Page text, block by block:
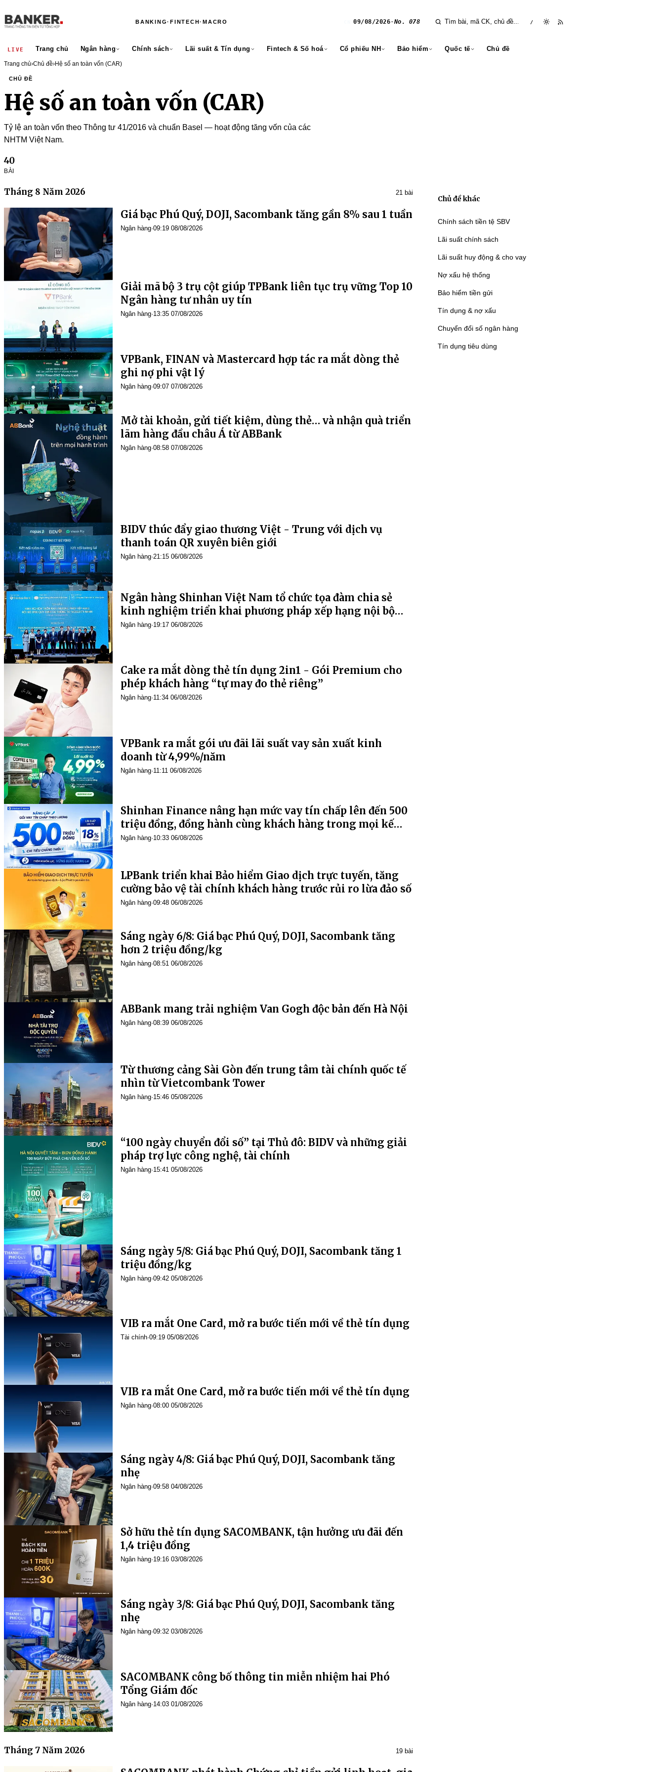
BANKING·FINTECH·MACRO 09/08/2026· No. 078 /
LIVE Trang chủ Ngân hàng Chính sách Lãi suất & Tín dụng Fintech & Số hoá Cổ phiếu NH Bảo hiểm Quốc tế Chủ đề
Trang chủ›Chủ đề›Hệ số an toàn vốn (CAR)
CHỦ ĐỀ
Hệ số an toàn vốn (CAR)
Tỷ lệ an toàn vốn theo Thông tư 41/2016 và chuẩn Basel — hoạt động tăng vốn của các
NHTM Việt Nam.
40
BÀI
Tháng 8 Năm 2026 21 bài
Giá bạc Phú Quý, DOJI, Sacombank tăng gần 8% sau 1 tuần
Ngân hàng·09:19 08/08/2026
Ngân hàng·13:35 07/08/2026
VPBank, FINAN và Mastercard hợp tác ra mắt dòng thẻ
ghi nợ phi vật lý
Ngân hàng·09:07 07/08/2026
Mở tài khoản, gửi tiết kiệm, dùng thẻ… và nhận quà triển
lãm hàng đầu châu Á từ ABBank
Ngân hàng·08:58 07/08/2026
BIDV thúc đẩy giao thương Việt - Trung với dịch vụ
thanh toán QR xuyên biên giới
Ngân hàng·21:15 06/08/2026
Ngân hàng Shinhan Việt Nam tổ chức tọa đàm chia sẻ
kinh nghiệm triển khai phương pháp xếp hạng nội bộ
IRB
Ngân hàng·19:17 06/08/2026
Cake ra mắt dòng thẻ tín dụng 2in1 - Gói Premium cho
phép khách hàng “tự may đo thẻ riêng”
Ngân hàng·11:34 06/08/2026
VPBank ra mắt gói ưu đãi lãi suất vay sản xuất kinh
doanh từ 4,99%/năm
Ngân hàng·11:11 06/08/2026
Shinhan Finance nâng hạn mức vay tín chấp lên đến 500
triệu đồng, đồng hành cùng khách hàng trong mọi kế
hoạch tài chính
Ngân hàng·10:33 06/08/2026
LPBank triển khai Bảo hiểm Giao dịch trực tuyến, tăng
cường bảo vệ tài chính khách hàng trước rủi ro lừa đảo số
Ngân hàng·09:48 06/08/2026
Sáng ngày 6/8: Giá bạc Phú Quý, DOJI, Sacombank tăng
hơn 2 triệu đồng/kg
Ngân hàng·08:51 06/08/2026
ABBank mang trải nghiệm Van Gogh độc bản đến Hà Nội
Ngân hàng·08:39 06/08/2026
Từ thương cảng Sài Gòn đến trung tâm tài chính quốc tế
nhìn từ Vietcombank Tower
Ngân hàng·15:46 05/08/2026
“100 ngày chuyển đổi số” tại Thủ đô: BIDV và những giải
pháp trợ lực công nghệ, tài chính
Ngân hàng·15:41 05/08/2026
Sáng ngày 5/8: Giá bạc Phú Quý, DOJI, Sacombank tăng 1
triệu đồng/kg
Ngân hàng·09:42 05/08/2026
VIB ra mắt One Card, mở ra bước tiến mới về thẻ tín dụng
Tài chính·09:19 05/08/2026
VIB ra mắt One Card, mở ra bước tiến mới về thẻ tín dụng
Ngân hàng·08:00 05/08/2026
Sáng ngày 4/8: Giá bạc Phú Quý, DOJI, Sacombank tăng
nhẹ
Ngân hàng·09:58 04/08/2026
Sở hữu thẻ tín dụng SACOMBANK, tận hưởng ưu đãi đến
1,4 triệu đồng
Ngân hàng·19:16 03/08/2026
Sáng ngày 3/8: Giá bạc Phú Quý, DOJI, Sacombank tăng
nhẹ
Ngân hàng·09:32 03/08/2026
SACOMBANK công bố thông tin miễn nhiệm hai Phó
Tổng Giám đốc
Ngân hàng·14:03 01/08/2026
Tháng 7 Năm 2026 19 bài
Chủ đề khác
Chính sách tiền tệ SBV
Lãi suất chính sách
Lãi suất huy động & cho vay
Nợ xấu hệ thống
Bảo hiểm tiền gửi
Tín dụng & nợ xấu
Chuyển đổi số ngân hàng
Tín dụng tiêu dùng